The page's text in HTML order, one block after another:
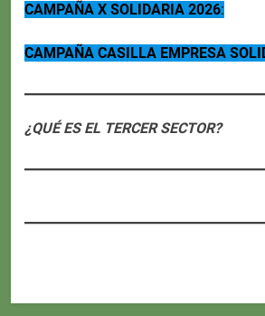
CAMPAÑA X SOLIDARIA 2026:
CAMPAÑA CASILLA EMPRESA
¿QUÉ ES EL TERCER SECTOR?